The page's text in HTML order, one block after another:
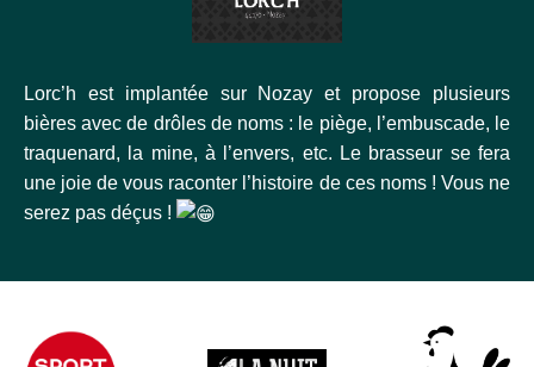
Lorc’h est implantée sur Nozay et propose plusieurs
bières avec de drôles de noms : le piège, l’embuscade, le
traquenard, la mine, à l’envers, etc. Le brasseur se fera
une joie de vous raconter l’histoire de ces noms ! Vous ne
serez pas déçus !